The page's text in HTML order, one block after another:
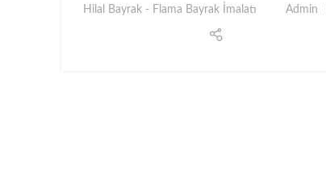
Hilal Bayrak - Flama Bayrak İmalatı Admin